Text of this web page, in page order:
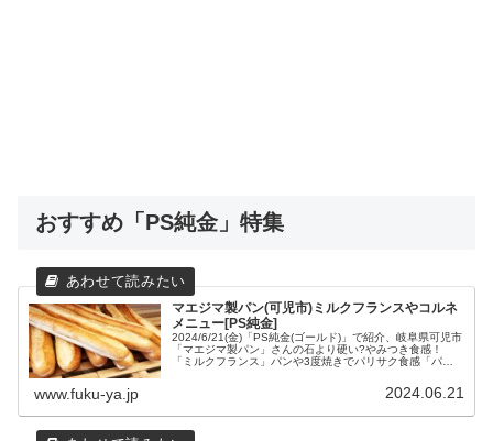
おすすめ「PS純金」特集
マエジマ製パン(可児市)ミルクフランスやコルネ
メニュー[PS純金]
2024/6/21(金)「PS純金(ゴールド)」で紹介、岐阜県可児市
「マエジマ製パン」さんの石より硬い?やみつき食感！
「ミルクフランス」パンや3度焼きでパリサク食感「パリ
パンメニューと、場所や営業時間などの店舗情報をまとめ
www.fuku-ya.jp 2024.06.21